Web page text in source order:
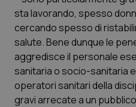
Campania
Emilia-Romagna
Friuli Venezia Giulia
Car-T
Colesterolo &
Dermatite Atopica
sta lavorando, spesso
cercando spesso di
salute. Bene dunque le
aggredisce il personale
sanitaria o socio-sanitaria
operatori sanitari della
gravi arrecate a un